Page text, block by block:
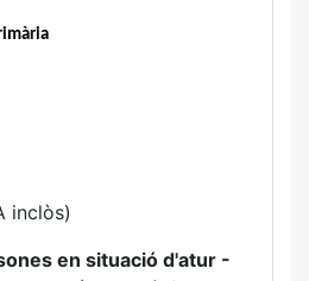
inclòs)
en situació d'atur -